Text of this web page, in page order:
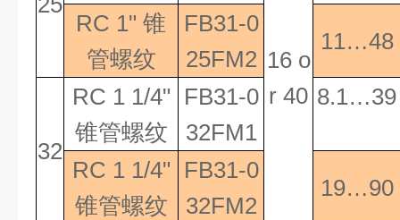
16 o
r 40
RC 1" 锥
管螺纹
FB31-0
25FM2
11…48
32
RC 1 1/4"
锥管螺纹
FB31-0
32FM1
8.1…39
RC 1 1/4"
锥管螺纹
FB31-0
32FM2
19…90